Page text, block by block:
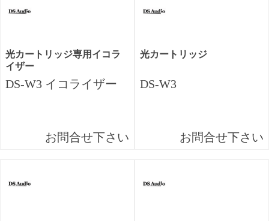
光カートリッジ専用イコラ
イザー
DS-W3 イコライザー
お問合せ下さい
光カートリッジ
DS-W3
お問合せ下さい